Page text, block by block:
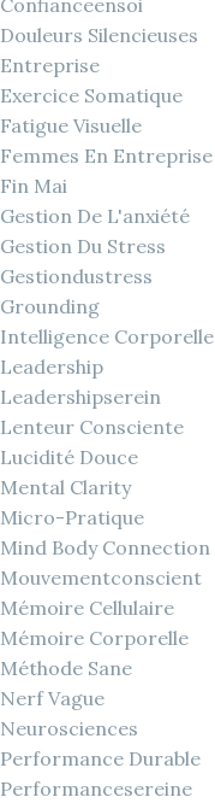
Confianceensoi
Douleurs Silencieuses
Entreprise
Exercice Somatique
Fatigue Visuelle
Femmes En Entreprise
Fin Mai
Gestion De L'anxiété
Gestion Du Stress
Gestiondustress
Grounding
Intelligence Corporelle
Leadership
Leadershipserein
Lenteur Consciente
Lucidité Douce
Mental Clarity
Micro-Pratique
Mind Body Connection
Mouvementconscient
Mémoire Cellulaire
Mémoire Corporelle
Méthode Sane
Nerf Vague
Neurosciences
Performance Durable
Performancesereine